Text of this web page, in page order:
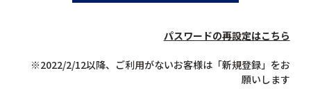
パスワードの再設定はこちら
※2022/2/12以降、ご利用がないお客様は「新規登録」をお
願いします